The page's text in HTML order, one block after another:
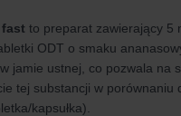
to preparat zawierający 5
ODT o smaku
jamie ustnej, co pozwala na
tej substancji w porównaniu
kapsułka).